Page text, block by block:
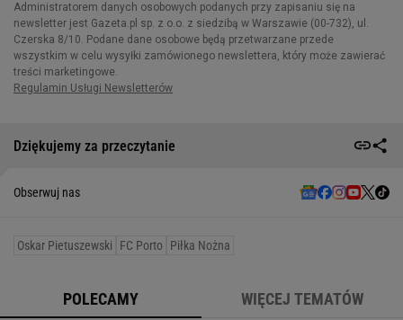
Dziękujemy za przeczytanie
Obserwuj nas
Oskar Pietuszewski FC Porto Piłka Nożna
POLECAMY WIĘCEJ TEMATÓW